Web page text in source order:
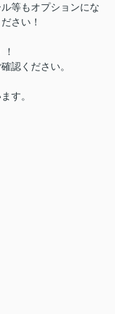
等もオプションにな
さい！
認ください。
す。